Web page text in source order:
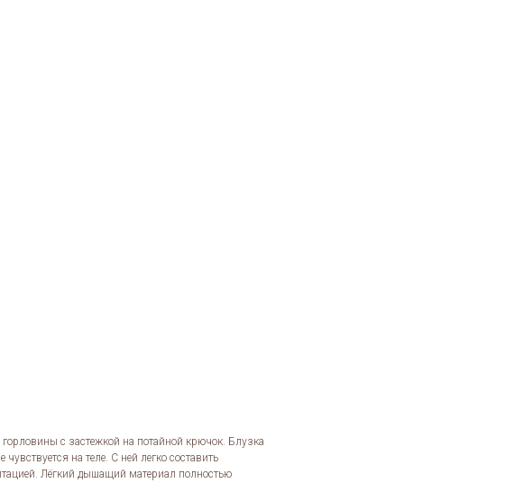
с застежкой на потайной крючок. Блузка
на теле. С ней легко составить
Лёгкий дышащий материал полностью